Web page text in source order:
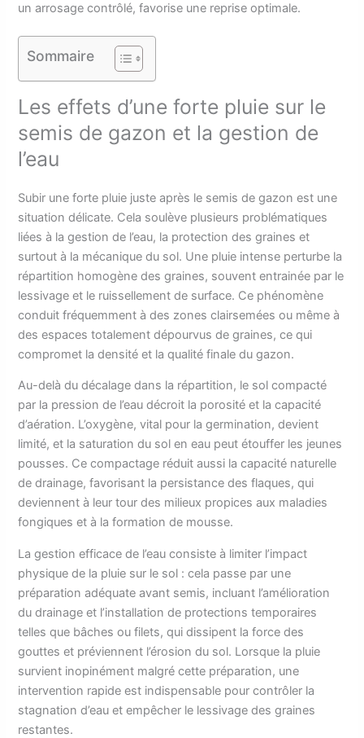
un arrosage contrôlé, favorise une reprise optimale.
Sommaire
Les effets d’une forte pluie sur le
semis de gazon et la gestion de
l’eau
Subir une forte pluie juste après le semis de gazon est une
situation délicate. Cela soulève plusieurs problématiques
liées à la gestion de l’eau, la protection des graines et
surtout à la mécanique du sol. Une pluie intense perturbe la
répartition homogène des graines, souvent entrainée par le
lessivage et le ruissellement de surface. Ce phénomène
conduit fréquemment à des zones clairsemées ou même à
des espaces totalement dépourvus de graines, ce qui
compromet la densité et la qualité finale du gazon.
Au-delà du décalage dans la répartition, le sol compacté
par la pression de l’eau décroit la porosité et la capacité
d’aération. L’oxygène, vital pour la germination, devient
limité, et la saturation du sol en eau peut étouffer les jeunes
pousses. Ce compactage réduit aussi la capacité naturelle
de drainage, favorisant la persistance des flaques, qui
deviennent à leur tour des milieux propices aux maladies
fongiques et à la formation de mousse.
La gestion efficace de l’eau consiste à limiter l’impact
physique de la pluie sur le sol : cela passe par une
préparation adéquate avant semis, incluant l’amélioration
du drainage et l’installation de protections temporaires
telles que bâches ou filets, qui dissipent la force des
gouttes et préviennent l’érosion du sol. Lorsque la pluie
survient inopinément malgré cette préparation, une
intervention rapide est indispensable pour contrôler la
stagnation d’eau et empêcher le lessivage des graines
restantes.